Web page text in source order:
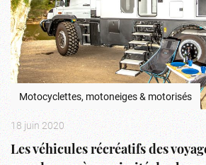
Motocyclettes, motoneiges & motorisés
18 juin 2020
Les véhicules récréatifs des